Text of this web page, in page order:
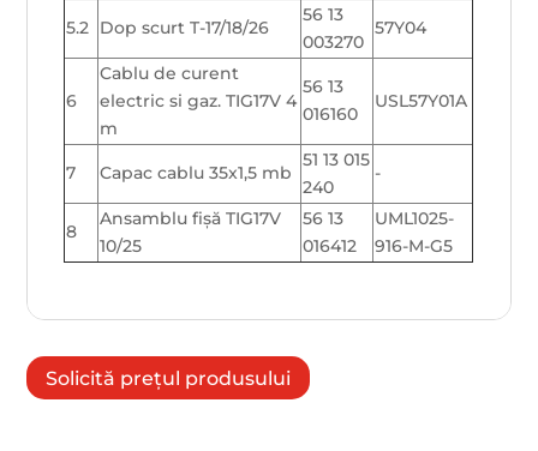
5.2 Dop scurt T-17/18/26
56 13
003270
57Y04
6
Cablu de curent
electric si gaz. TIG17V 4
m
56 13
016160
USL57Y01A
7 Capac cablu 35x1,5 mb
51 13 015
240
-
8
Ansamblu fișă TIG17V
10/25
56 13
016412
UML1025-
916-M-G5
Solicită prețul produsului